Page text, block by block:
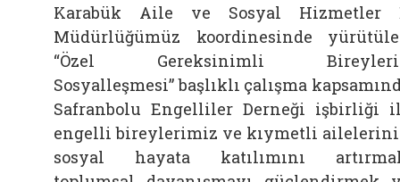
Karabük Aile ve Sosyal Hizmetler
Müdürlüğümüz koordinesinde
“Özel Gereksinimli
Sosyalleşmesi” başlıklı çalışma
Safranbolu Engelliler Derneği işbirliği
engelli bireylerimiz ve kıymetli
sosyal hayata katılımını